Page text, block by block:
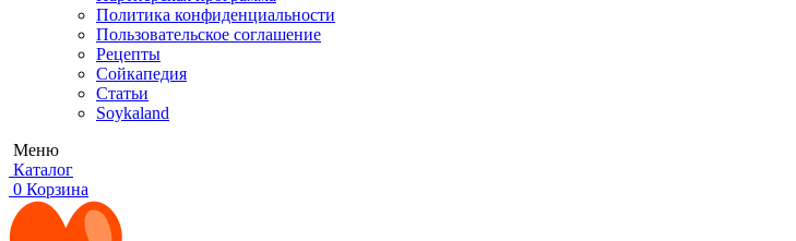
Политика конфиденциальности
Пользовательское соглашение
Рецепты
Сойкапедия
Статьи
Soykaland
Меню
Каталог
0 Корзина